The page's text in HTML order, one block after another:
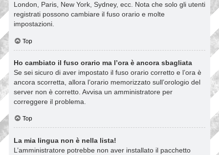
London, Paris, New York, Sydney, ecc. Nota che solo gli utenti
registrati possono cambiare il fuso orario e molte
impostazioni.
Top
Ho cambiato il fuso orario ma l’ora è ancora sbagliata
Se sei sicuro di aver impostato il fuso orario corretto e l’ora è
ancora scorretta, allora l’orario memorizzato sull’orologio del
server non è corretto. Avvisa un amministratore per
correggere il problema.
Top
La mia lingua non è nella lista!
L’amministratore potrebbe non aver installato il pacchetto